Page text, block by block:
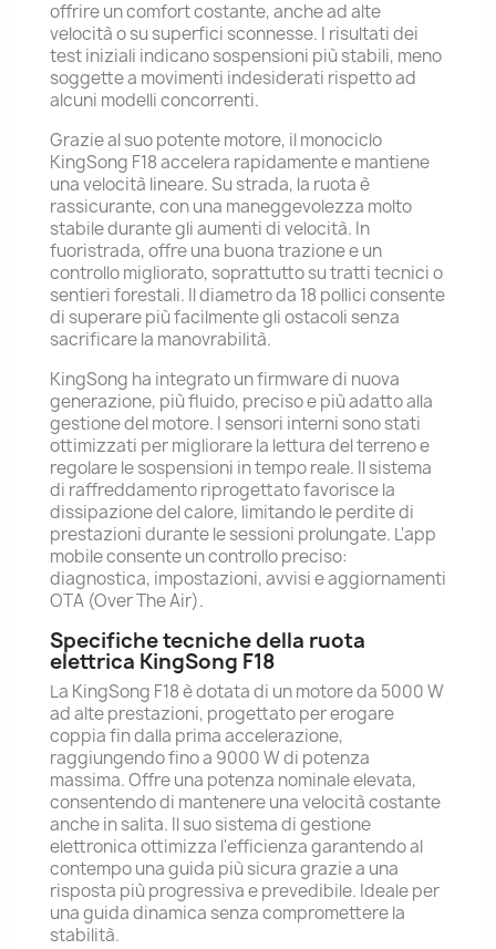
offrire un comfort costante, anche ad alte
velocità o su superfici sconnesse. I risultati dei
test iniziali indicano sospensioni più stabili, meno
soggette a movimenti indesiderati rispetto ad
alcuni modelli concorrenti.
Grazie al suo potente motore, il monociclo
KingSong F18 accelera rapidamente e mantiene
una velocità lineare. Su strada, la ruota è
rassicurante, con una maneggevolezza molto
stabile durante gli aumenti di velocità. In
fuoristrada, offre una buona trazione e un
controllo migliorato, soprattutto su tratti tecnici o
sentieri forestali. Il diametro da 18 pollici consente
di superare più facilmente gli ostacoli senza
sacrificare la manovrabilità.
KingSong ha integrato un firmware di nuova
generazione, più fluido, preciso e più adatto alla
gestione del motore. I sensori interni sono stati
ottimizzati per migliorare la lettura del terreno e
regolare le sospensioni in tempo reale. Il sistema
di raffreddamento riprogettato favorisce la
dissipazione del calore, limitando le perdite di
prestazioni durante le sessioni prolungate. L'app
mobile consente un controllo preciso:
diagnostica, impostazioni, avvisi e aggiornamenti
OTA (Over The Air).
Specifiche tecniche della ruota
elettrica KingSong F18
La KingSong F18 è dotata di un motore da 5000 W
ad alte prestazioni, progettato per erogare
coppia fin dalla prima accelerazione,
raggiungendo fino a 9000 W di potenza
massima. Offre una potenza nominale elevata,
consentendo di mantenere una velocità costante
anche in salita. Il suo sistema di gestione
elettronica ottimizza l'efficienza garantendo al
contempo una guida più sicura grazie a una
risposta più progressiva e prevedibile. Ideale per
una guida dinamica senza compromettere la
stabilità.